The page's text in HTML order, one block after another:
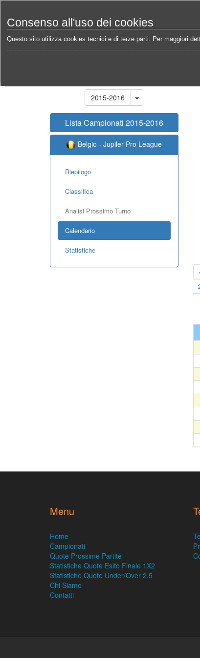
Consenso all'uso dei cookies
Questo sito utilizza cookies tecnici e di terze parti. Per maggiori
Home Campionati Belgio - Jupiler Pro
2015-2016
Lista Campionati 2015-2016
Belgio - Jupiler Pro League
Riepilogo
Classifica
Analisi Prossimo Turno
Calendario
Statistiche
Menu
Home
Campionati
Quote Prossime Partite
Statistiche Quote Esito Finale 1X2
Statistiche Quote Under/Over 2,5
Chi Siamo
Contatti